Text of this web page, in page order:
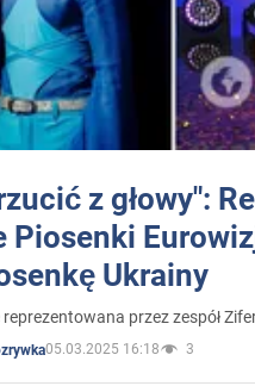
z głowy":
Piosenki
Ukrainy
przez zespół
05.03.2025 16:18 3